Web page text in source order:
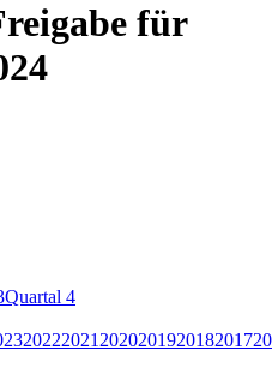
für
Quartal 4
20222021 2020201920182017